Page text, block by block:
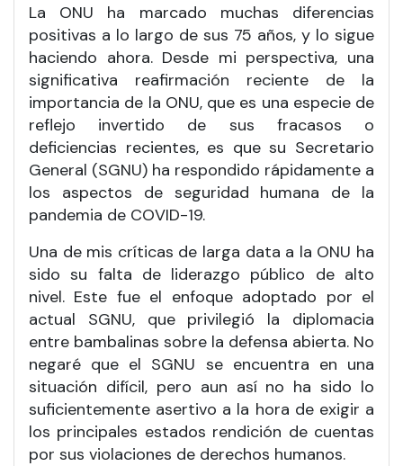
La ONU ha marcado muchas diferencias
positivas a lo largo de sus 75 años, y lo sigue
haciendo ahora. Desde mi perspectiva, una
significativa reafirmación reciente de la
importancia de la ONU, que es una especie de
reflejo invertido de sus fracasos o
deficiencias recientes, es que su Secretario
General (SGNU) ha respondido rápidamente a
los aspectos de seguridad humana de la
pandemia de COVID-19.
Una de mis críticas de larga data a la ONU ha
sido su falta de liderazgo público de alto
nivel. Este fue el enfoque adoptado por el
actual SGNU, que privilegió la diplomacia
entre bambalinas sobre la defensa abierta. No
negaré que el SGNU se encuentra en una
situación difícil, pero aun así no ha sido lo
suficientemente asertivo a la hora de exigir a
los principales estados rendición de cuentas
por sus violaciones de derechos humanos.